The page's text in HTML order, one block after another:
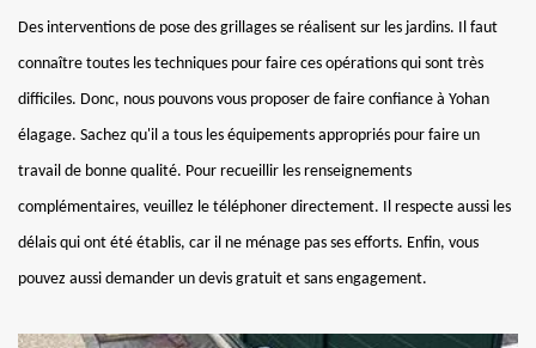
Des interventions de pose des grillages se réalisent sur les jardins. Il faut
connaître toutes les techniques pour faire ces opérations qui sont très
difficiles. Donc, nous pouvons vous proposer de faire confiance à Yohan
élagage. Sachez qu'il a tous les équipements appropriés pour faire un
travail de bonne qualité. Pour recueillir les renseignements
complémentaires, veuillez le téléphoner directement. Il respecte aussi les
délais qui ont été établis, car il ne ménage pas ses efforts. Enfin, vous
pouvez aussi demander un devis gratuit et sans engagement.